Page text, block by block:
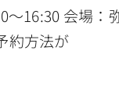
〜16:30 会場：
約方法が